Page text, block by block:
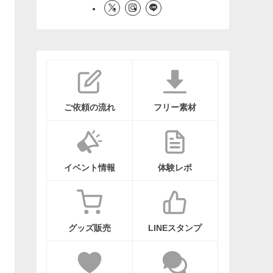
ご依頼の流れ フリー素材
イベント情報 体験レポ
グッズ販売 LINEスタンプ